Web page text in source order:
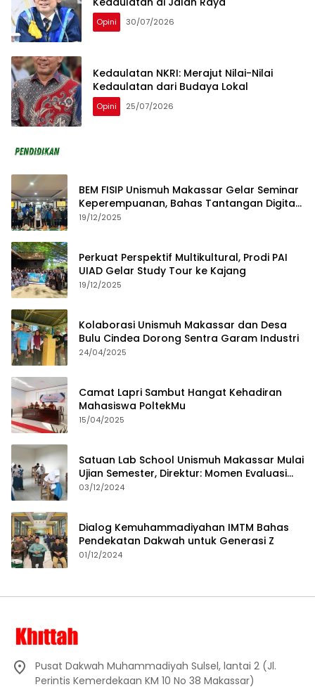
Opini 30/07/2026
Kedaulatan NKRI: Merajut Nilai-Nilai
Kedaulatan dari Budaya Lokal
Opini 25/07/2026
BEM FISIP Unismuh Makassar Gelar Seminar
Keperempuanan, Bahas Tantangan Digital
dan Budaya Lokal
19/12/2025
Perkuat Perspektif Multikultural, Prodi PAI
UIAD Gelar Study Tour ke Kajang
19/12/2025
Kolaborasi Unismuh Makassar dan Desa
Bulu Cindea Dorong Sentra Garam Industri
24/04/2025
Camat Lapri Sambut Hangat Kehadiran
Mahasiswa PoltekMu
15/04/2025
Satuan Lab School Unismuh Makassar Mulai
Ujian Semester, Direktur: Momen Evaluasi
Proses Pembelajaran
03/12/2024
Dialog Kemuhammadiyahan IMTM Bahas
Pendekatan Dakwah untuk Generasi Z
01/12/2024
Pusat Dakwah Muhammadiyah Sulsel, lantai 2 (Jl.
Perintis Kemerdekaan KM 10 No 38 Makassar)